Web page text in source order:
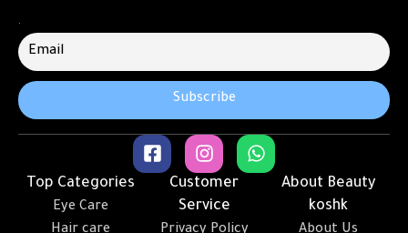
.
Top Categories
Eye Care
Customer
Service
About Beauty
koshk